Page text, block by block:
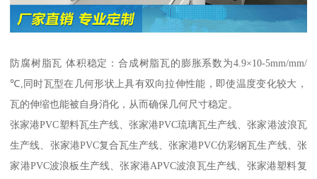
防腐树脂瓦 体积稳定：合成树脂瓦的膨胀系数为4.9×10-5mm/mm/
℃,同时瓦型在几何形状上具有双向拉伸性能，即使温度变化较大，
瓦的伸缩也能被自身消化，从而确保几何尺寸稳定。
张家港PVC塑料瓦生产线、张家港PVC琉璃瓦生产线、张家港波浪瓦
生产线、张家港PVC复合瓦生产线、张家港PVC仿彩钢瓦生产线、张
家港PVC波浪板生产线、张家港APVC波浪瓦生产线、张家港塑料复